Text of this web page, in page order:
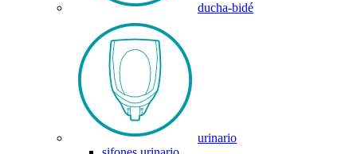
ducha-bidé
urinario